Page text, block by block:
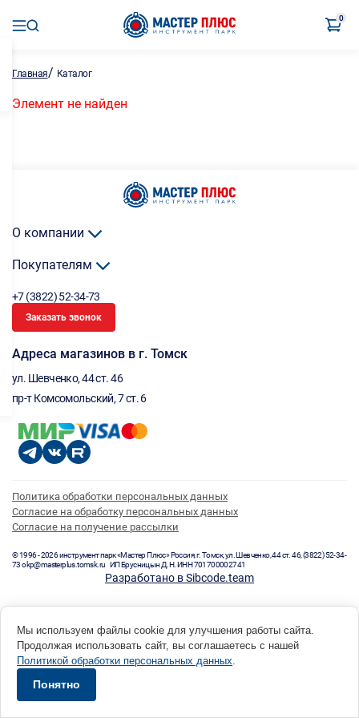
0
Главная/ Каталог
Элемент не найден
О компании
Покупателям
+7 (3822) 52-34-73
Заказать звонок
Адреса магазинов в г. Томск
ул. Шевченко, 44 ст. 46
пр-т Комсомольский, 7 ст. 6
Политика обработки персональных данных
Согласие на обработку персональных данных
Согласие на получение рассылки
© 1996 - 2026 инструмент парк «Мастер Плюс» Россия, г. Томск, ул. Шевченко, 44 ст. 46, (3822) 52-34-
73 okp@masterplus.tomsk.ru ИП Брусницын Д.Н. ИНН 701700002741
Разработано в Sibcode.team
Мы используем файлы cookie для улучшения работы сайта.
Продолжая использовать сайт, вы соглашаетесь с нашей
Политикой обработки персональных данных.
Понятно